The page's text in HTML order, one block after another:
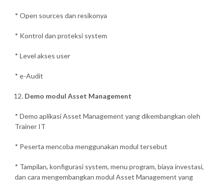
* Open sources dan resikonya
* Kontrol dan proteksi system
* Level akses user
* e-Audit
Demo modul Asset Management
* Demo aplikasi Asset Management yang dikembangkan oleh
Trainer IT
* Peserta mencoba menggunakan modul tersebut
* Tampilan, konfigurasi system, menu program, biaya investasi,
dan cara mengembangkan modul Asset Management yang